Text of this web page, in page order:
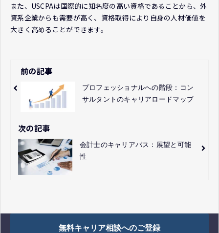
また、USCPAは国際的に知名度の高い資格であることから、外
資系企業からも需要が高く、資格取得により自身の人材価値を
大きく高めることができます。
前の記事
プロフェッショナルへの階段：コン
サルタントのキャリアロードマップ
次の記事
会計士のキャリアパス：展望と可能
性
無料キャリア相談へのご登録